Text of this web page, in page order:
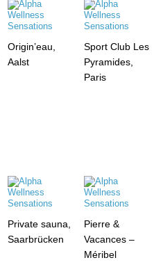
Origin’eau,
Aalst
Sport Club Les
Pyramides,
Paris
Private sauna,
Saarbrücken
Pierre &
Vacances –
Méribel